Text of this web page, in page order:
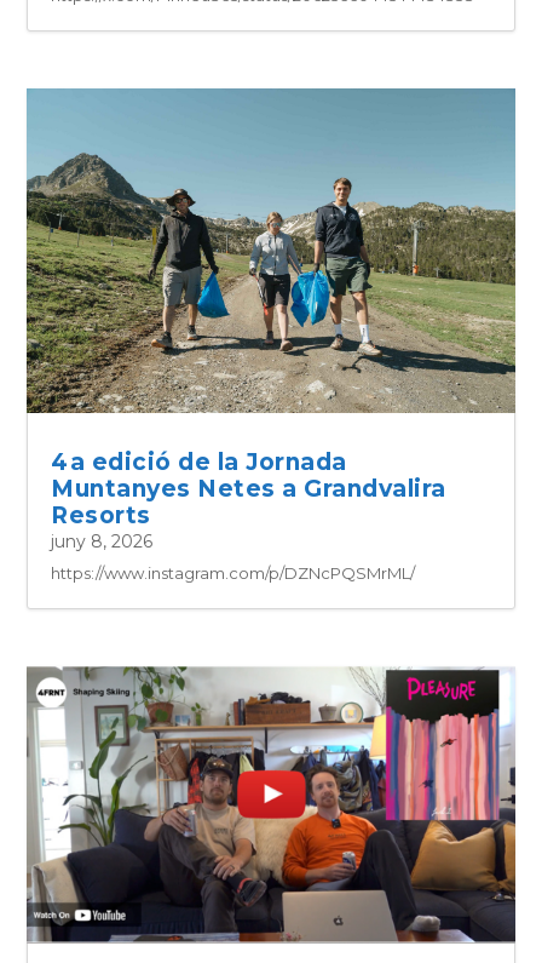
4a edició de la Jornada
Muntanyes Netes a Grandvalira
Resorts
juny 8, 2026
https://www.instagram.com/p/DZNcPQSMrML/